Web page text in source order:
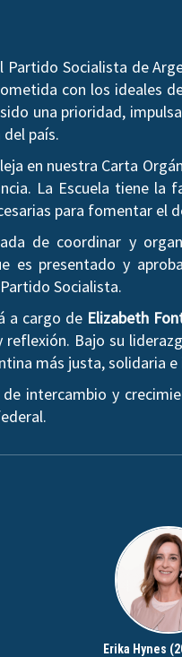
Partido Socialista de
con los ideales
una prioridad,
país.
en nuestra Carta
La Escuela tiene
para fomentar
de coordinar y
es presentado y
Socialista.
a cargo de Elizabeth
Bajo su
más justa, solidaria
intercambio y
Erika Hynes